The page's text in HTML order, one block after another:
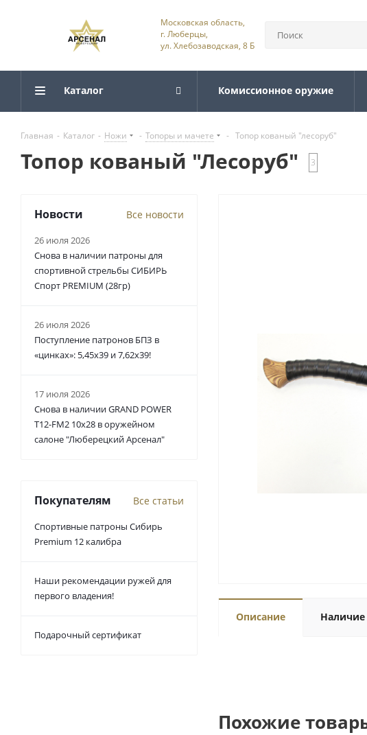
Московская область,
г. Люберцы,
ул. Хлебозаводская, 8 Б
Каталог Комиссионное оружие
Главная - Каталог - Ножи - Топоры и мачете - Топор кованый "лесоруб"
Топор кованый "Лесоруб" 3
Описание Наличие
Похожие
Новости Все новости
26 июля 2026
Снова в наличии патроны для
спортивной стрельбы СИБИРЬ
Спорт PREMIUM (28гр)
26 июля 2026
Поступление патронов БПЗ в
«цинках»: 5,45х39 и 7,62х39!
17 июля 2026
Снова в наличии GRAND POWER
T12-FM2 10x28 в оружейном
салоне "Люберецкий Арсенал"
Покупателям Все статьи
Спортивные патроны Сибирь
Premium 12 калибра
Наши рекомендации ружей для
первого владения!
Подарочный сертификат